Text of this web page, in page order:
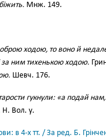
Мнж. 149.
ходою, то воно й
за ним тихенькою ходою.
Шевч. 176.
гукнули: «а подай
Н. Вол. у.
в 4-х тт. / За ред. Б.